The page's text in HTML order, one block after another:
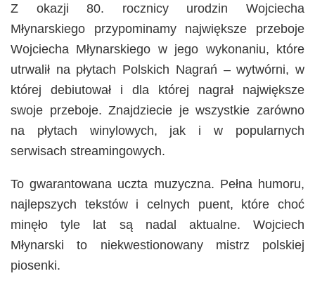
Z okazji 80. rocznicy urodzin Wojciecha
Młynarskiego przypominamy największe przeboje
Wojciecha Młynarskiego w jego wykonaniu, które
utrwalił na płytach Polskich Nagrań – wytwórni, w
której debiutował i dla której nagrał największe
swoje przeboje. Znajdziecie je wszystkie zarówno
na płytach winylowych, jak i w popularnych
serwisach streamingowych.
To gwarantowana uczta muzyczna. Pełna humoru,
najlepszych tekstów i celnych puent, które choć
minęło tyle lat są nadal aktualne. Wojciech
Młynarski to niekwestionowany mistrz polskiej
piosenki.